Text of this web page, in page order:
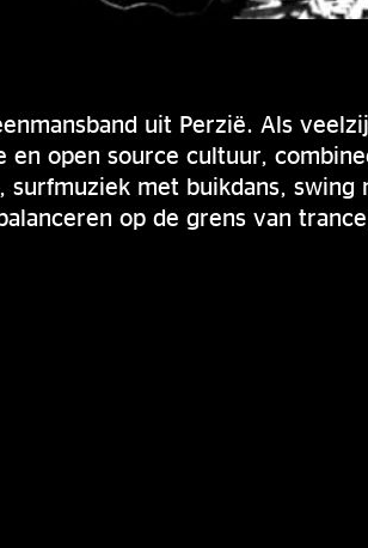
uit Perzië. Als
open source cultuur,
surfmuziek met buikdans,
op de grens van